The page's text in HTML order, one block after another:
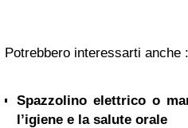
Potrebbero interessarti anche :
Spazzolino elettrico o
l’igiene e la salute orale